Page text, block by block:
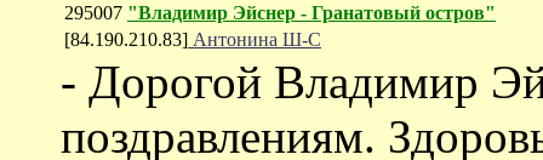
295007 "Владимир Эйснер - Гранатовый остров"
[84.190.210.83] Антонина Ш-С
- Дорогой Владимир
поздравлениям.